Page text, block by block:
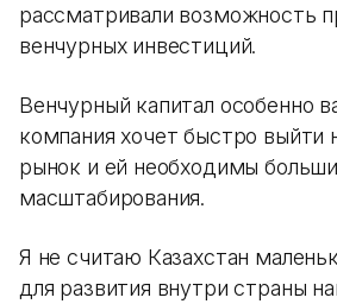
рассматривали возможность
венчурных инвестиций.
Венчурный капитал особенно
компания хочет быстро выйти
рынок и ей необходимы
масштабирования.
Я не считаю Казахстан
для развития внутри страны